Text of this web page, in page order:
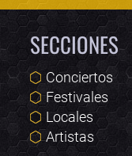
SECCIONES
Conciertos
Festivales
Locales
Artistas